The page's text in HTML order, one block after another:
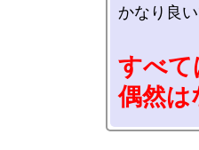
かなり良い
すべて
偶然は